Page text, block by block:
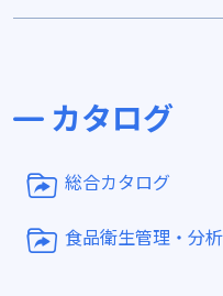
カタログ
総合カタログ
食品衛生管理・分